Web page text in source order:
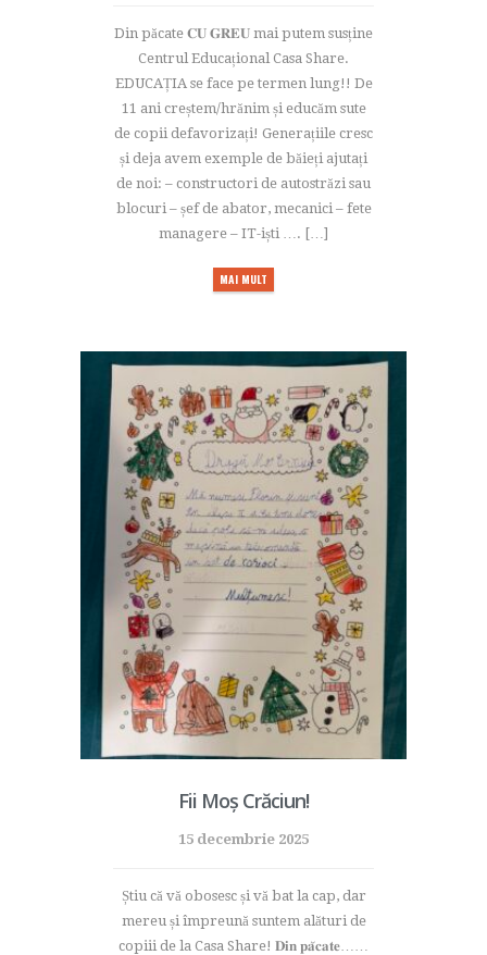
Din păcate 𝐂𝐔 𝐆𝐑𝐄𝐔 mai putem susține
Centrul Educațional Casa Share.
EDUCAȚIA se face pe termen lung!! De
11 ani creștem/hrănim și educăm sute
de copii defavorizați! Generațiile cresc
și deja avem exemple de băieți ajutați
de noi: – constructori de autostrăzi sau
blocuri – șef de abator, mecanici – fete
managere – IT-iști …. […]
MAI MULT
Fii Moș Crăciun!
15 decembrie 2025
Știu că vă obosesc și vă bat la cap, dar
mereu și împreună suntem alături de
copiii de la Casa Share! 𝐃𝐢𝐧 𝐩𝐚̆𝐜𝐚𝐭𝐞……